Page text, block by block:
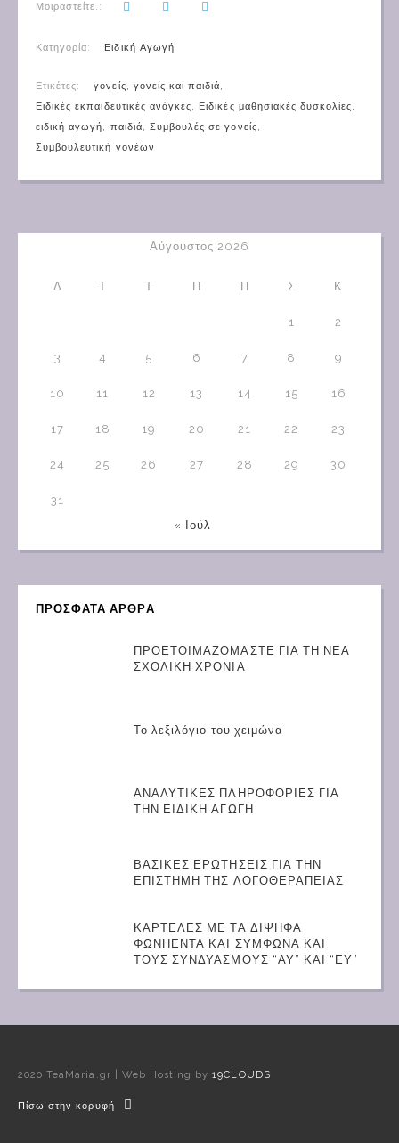
Μοιραστείτε.:
Κατηγορία: Ειδική Αγωγή
Ετικέτες: γονείς, γονείς και παιδιά,
Ειδικές εκπαιδευτικές ανάγκες, Ειδικές μαθησιακές δυσκολίες,
ειδική αγωγή, παιδιά, Συμβουλές σε γονείς,
Συμβουλευτική γονέων
Αύγουστος 2026
Δ Τ Τ Π Π Σ Κ
1 2
3 4 5 6 7 8 9
10 11 12 13 14 15 16
17 18 19 20 21 22 23
24 25 26 27 28 29 30
31
« Ιούλ
ΠΡΟΣΦΑΤΑ ΑΡΘΡΑ
ΠΡΟΕΤΟΙΜΑΖΟΜΑΣΤΕ ΓΙΑ ΤΗ ΝΕΑ
ΣΧΟΛΙΚΗ ΧΡΟΝΙΑ
Το λεξιλόγιο του χειμώνα
ΑΝΑΛΥΤΙΚΕΣ ΠΛΗΡΟΦΟΡΙΕΣ ΓΙΑ
ΤΗΝ ΕΙΔΙΚΗ ΑΓΩΓΗ
ΒΑΣΙΚΕΣ ΕΡΩΤΗΣΕΙΣ ΓΙΑ ΤΗΝ
ΕΠΙΣΤΗΜΗ ΤΗΣ ΛΟΓΟΘΕΡΑΠΕΙΑΣ
ΚΑΡΤΕΛΕΣ ΜΕ ΤΑ ΔΙΨΗΦΑ
ΦΩΝΗΕΝΤΑ ΚΑΙ ΣΥΜΦΩΝΑ ΚΑΙ
ΤΟΥΣ ΣΥΝΔΥΑΣΜΟΥΣ “ΑΥ” ΚΑΙ “ΕΥ”
2020 TeaMaria.gr | Web Hosting by19CLOUDS
Πίσω στην κορυφή